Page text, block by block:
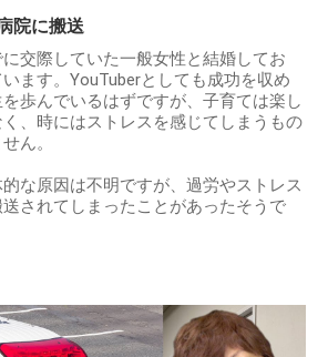
院に搬送
交際していた一般女性と結婚してお
ます。YouTuberとしても成功を収め
歩んでいるはずですが、子育ては楽し
、時にはストレスを感じてしまうもの
ん。
な原因は不明ですが、過労やストレス
されてしまったことがあったそうで